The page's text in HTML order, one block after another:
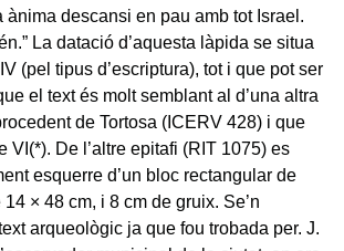
ànima descansi en pau amb tot Israel.
La datació d’aquesta làpida se situa
(pel tipus d’escriptura), tot i que pot ser
el text és molt semblant al d’una altra
de Tortosa (ICERV 428) i que
VI (*). De l’altre epitafi (RIT 1075) es
esquerre d’un bloc rectangular de
× 48 cm, i 8 cm de gruix. Se’n
arqueològic ja que fou trobada per. J.